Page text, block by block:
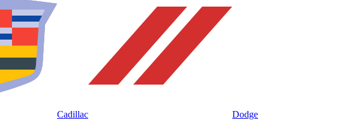
Cadillac Dodge